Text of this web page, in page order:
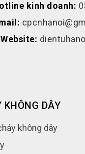
KHÔNG DÂY
không dây
kinh doanh:
Website: